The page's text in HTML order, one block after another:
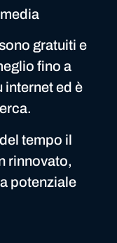
gratuiti e
fino a
internet ed è
tempo il
rinnovato,
potenziale